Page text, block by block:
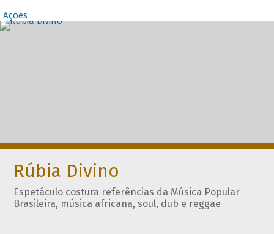
Ações
Destaques
Rúbia Divino
Espetáculo costura referências da Música Popular
Brasileira, música africana, soul, dub e reggae